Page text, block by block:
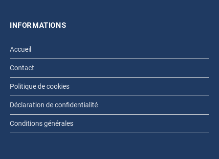
INFORMATIONS
Accueil
Contact
Politique de cookies
Déclaration de confidentialité
Conditions générales